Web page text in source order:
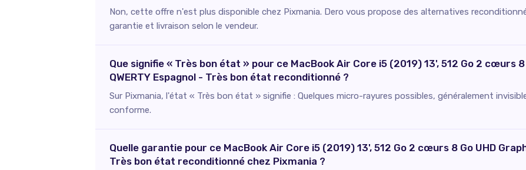
Non, cette offre n'est plus disponible chez Pixmania. Dero vous propose des alternatives
garantie et livraison selon le vendeur.
Que signifie « Très bon état » pour ce MacBook Air Core i5 (2019) 13', 512 Go 2 cœurs 8
QWERTY Espagnol - Très bon état reconditionné ?
Sur Pixmania, l'état « Très bon état » signifie : Quelques micro-rayures possibles, généralement
conforme.
Quelle garantie pour ce MacBook Air Core i5 (2019) 13', 512 Go 2 cœurs 8 Go UHD
Très bon état reconditionné chez Pixmania ?